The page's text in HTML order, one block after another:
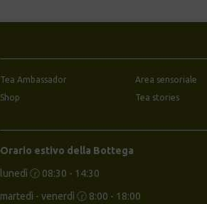
Tea Ambassador
Shop
Area sensoriale
Tea stories
Orario estivo della Bottega
lunedì 🕝 08:30 - 14:30
martedì - venerdì 🕝 8:00 - 18:00